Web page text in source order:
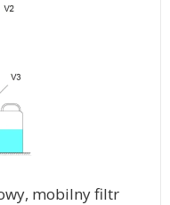
mobilny filtr